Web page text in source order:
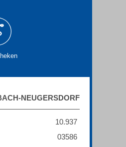
NEUGERSDORF
10.937
03586